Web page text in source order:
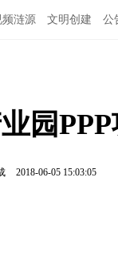
频涟源 文明创建 公
园
2018-06-05 15:03:05